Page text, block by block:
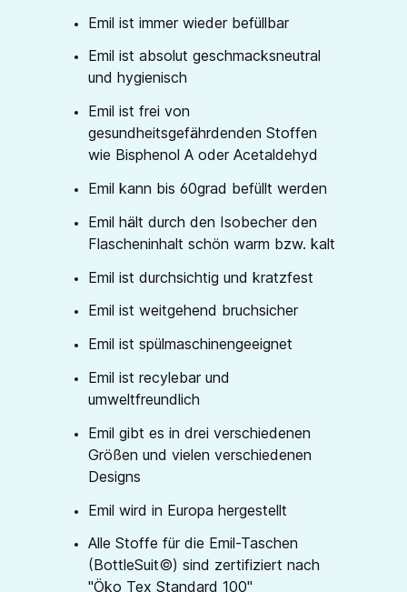
Emil ist immer wieder befüllbar
Emil ist absolut geschmacksneutral
und hygienisch
Emil ist frei von
gesundheitsgefährdenden Stoffen
wie Bisphenol A oder Acetaldehyd
Emil kann bis 60grad befüllt werden
Emil hält durch den Isobecher den
Flascheninhalt schön warm bzw. kalt
Emil ist durchsichtig und kratzfest
Emil ist weitgehend bruchsicher
Emil ist spülmaschinengeeignet
Emil ist recylebar und
umweltfreundlich
Emil gibt es in drei verschiedenen
Größen und vielen verschiedenen
Designs
Emil wird in Europa hergestellt
Alle Stoffe für die Emil-Taschen
(BottleSuit©) sind zertifiziert nach
"Öko Tex Standard 100"